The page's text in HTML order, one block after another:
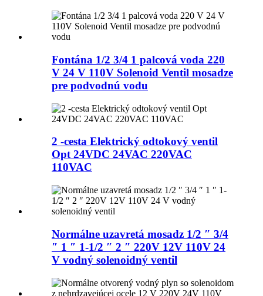
Fontána 1/2 3/4 1 palcová voda 220
V 24 V 110V Solenoid Ventil mosadze
pre podvodnú vodu
2 -cesta Elektrický odtokový ventil
Opt 24VDC 24VAC 220VAC
110VAC
Normálne uzavretá mosadz 1/2 ″ 3/4
″ 1 ″ 1-1/2 ″ 2 ″ 220V 12V 110V 24
V vodný solenoidný ventil